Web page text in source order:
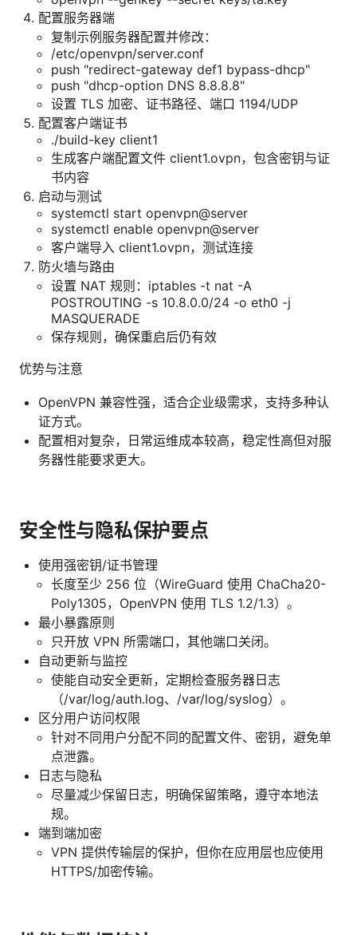
配置服务器端
复制示例服务器配置并修改：
/etc/openvpn/server.conf
push "redirect-gateway def1 bypass-dhcp"
push "dhcp-option DNS 8.8.8.8"
设置 TLS 加密、证书路径、端口 1194/UDP
配置客户端证书
./build-key client1
生成客户端配置文件 client1.ovpn，包含密钥与证
书内容
启动与测试
systemctl start openvpn@server
systemctl enable openvpn@server
客户端导入 client1.ovpn，测试连接
防火墙与路由
设置 NAT 规则：iptables -t nat -A
POSTROUTING -s 10.8.0.0/24 -o eth0 -j
MASQUERADE
保存规则，确保重启后仍有效
优势与注意
OpenVPN 兼容性强，适合企业级需求，支持多种认
证方式。
配置相对复杂，日常运维成本较高，稳定性高但对服
务器性能要求更大。
安全性与隐私保护要点
使用强密钥/证书管理
长度至少 256 位（WireGuard 使用 ChaCha20-
Poly1305，OpenVPN 使用 TLS 1.2/1.3）。
最小暴露原则
只开放 VPN 所需端口，其他端口关闭。
自动更新与监控
使能自动安全更新，定期检查服务器日志
（/var/log/auth.log、/var/log/syslog）。
区分用户访问权限
针对不同用户分配不同的配置文件、密钥，避免单
点泄露。
日志与隐私
尽量减少保留日志，明确保留策略，遵守本地法
规。
端到端加密
VPN 提供传输层的保护，但你在应用层也应使用
HTTPS/加密传输。